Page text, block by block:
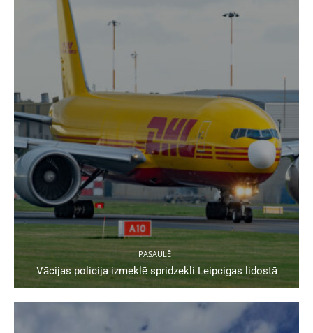
PASAULĒ
Vācijas policija izmeklē spridzekli Leipcigas lidostā